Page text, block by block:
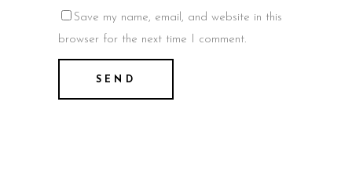
Save my name, email, and website in this
browser for the next time I comment.